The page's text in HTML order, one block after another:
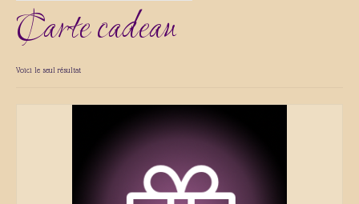
Lieux de vente
Carte cadeau
Voici le seul résultat